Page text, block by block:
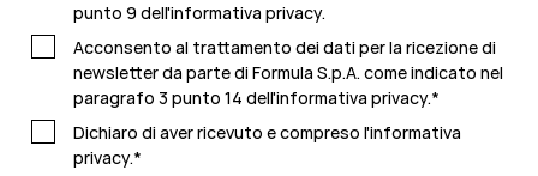
punto 9 dell'informativa privacy.
Acconsento al trattamento dei dati per la ricezione di
newsletter da parte di Formula S.p.A. come indicato nel
paragrafo 3 punto 14 dell'informativa privacy.*
Dichiaro di aver ricevuto e compreso l'informativa
privacy.*